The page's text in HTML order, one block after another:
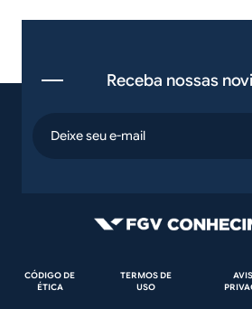
Receba nossas
email
Rodapé
CÓDIGO DE
ÉTICA
TERMOS DE
USO